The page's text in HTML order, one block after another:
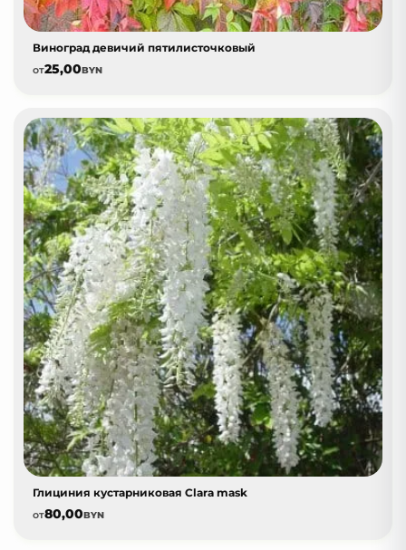
Виноград девичий пятилисточковый
от25,00BYN
Глициния кустарниковая Clara mask
от80,00BYN